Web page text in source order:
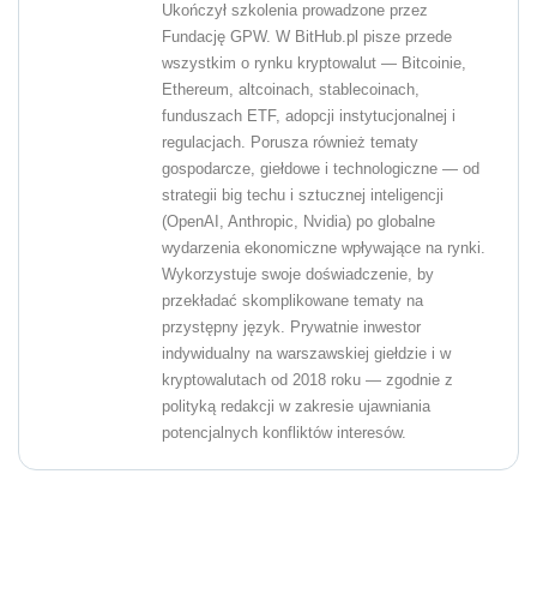
Ukończył szkolenia prowadzone przez
Fundację GPW. W BitHub.pl pisze przede
wszystkim o rynku kryptowalut — Bitcoinie,
Ethereum, altcoinach, stablecoinach,
funduszach ETF, adopcji instytucjonalnej i
regulacjach. Porusza również tematy
gospodarcze, giełdowe i technologiczne — od
strategii big techu i sztucznej inteligencji
(OpenAI, Anthropic, Nvidia) po globalne
wydarzenia ekonomiczne wpływające na rynki.
Wykorzystuje swoje doświadczenie, by
przekładać skomplikowane tematy na
przystępny język. Prywatnie inwestor
indywidualny na warszawskiej giełdzie i w
kryptowalutach od 2018 roku — zgodnie z
polityką redakcji w zakresie ujawniania
potencjalnych konfliktów interesów.